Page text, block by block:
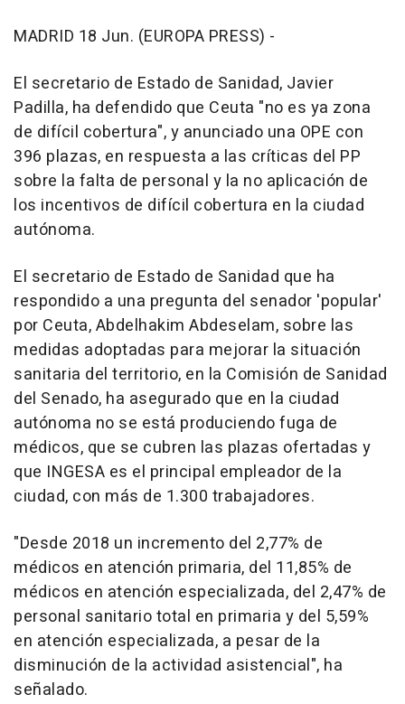
MADRID 18 Jun. (EUROPA PRESS) -
El secretario de Estado de Sanidad, Javier
Padilla, ha defendido que Ceuta "no es ya zona
de difícil cobertura", y anunciado una OPE con
396 plazas, en respuesta a las críticas del PP
sobre la falta de personal y la no aplicación de
los incentivos de difícil cobertura en la ciudad
autónoma.
El secretario de Estado de Sanidad que ha
respondido a una pregunta del senador 'popular'
por Ceuta, Abdelhakim Abdeselam, sobre las
medidas adoptadas para mejorar la situación
sanitaria del territorio, en la Comisión de Sanidad
del Senado, ha asegurado que en la ciudad
autónoma no se está produciendo fuga de
médicos, que se cubren las plazas ofertadas y
que INGESA es el principal empleador de la
ciudad, con más de 1.300 trabajadores.
"Desde 2018 un incremento del 2,77% de
médicos en atención primaria, del 11,85% de
médicos en atención especializada, del 2,47% de
personal sanitario total en primaria y del 5,59%
en atención especializada, a pesar de la
disminución de la actividad asistencial", ha
señalado.